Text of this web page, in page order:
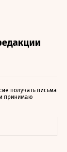
получать письма
принимаю